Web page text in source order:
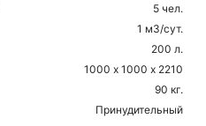
5 чел.
1 м3/сут.
200 л.
1000 х 1000 х 2210
90 кг.
Принудительный